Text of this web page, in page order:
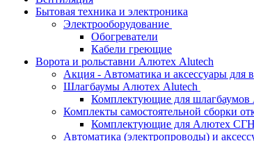
Бытовая техника и электроника
Электрооборудование
Обогреватели
Кабели греющие
Ворота и рольставни Алютех Alutech
Акция - Автоматика и аксессуары
Шлагбаумы Алютех Alutech
Комплектующие для шлагбаумов
Комплекты самостоятельной сборки
Комплектующие для Алютех
Автоматика (электропроводы) и